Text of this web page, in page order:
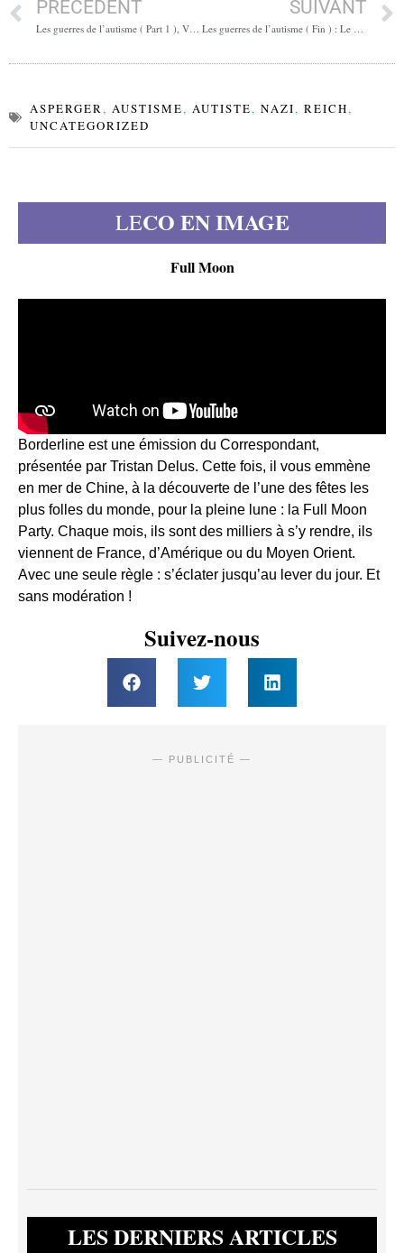
PRÉCÉDENT
Les guerres de l’autisme ( Part 1 ), Victor, « l’enfant sauvage »
SUIVANT
Les guerres de l’autisme ( Fin ) : Le grand bordel !
ASPERGER, AUSTISME, AUTISTE, NAZI, REICH,
UNCATEGORIZED
LECO EN IMAGE
Full Moon
Borderline est une émission du Correspondant,
présentée par Tristan Delus. Cette fois, il vous emmène
en mer de Chine, à la découverte de l’une des fêtes les
plus folles du monde, pour la pleine lune : la Full Moon
Party. Chaque mois, ils sont des milliers à s’y rendre, ils
viennent de France, d’Amérique ou du Moyen Orient.
Avec une seule règle : s’éclater jusqu’au lever du jour. Et
sans modération !
Suivez-nous
— PUBLICITÉ —
LES DERNIERS ARTICLES